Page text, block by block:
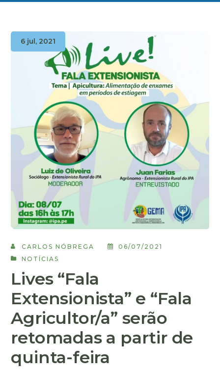
6 jul, 2021
CARLOS NÓBREGA
06/07/2021
NOTÍCIAS
Lives “Fala
Extensionista” e “Fala
Agricultor/a” serão
retomadas a partir de
quinta-feira